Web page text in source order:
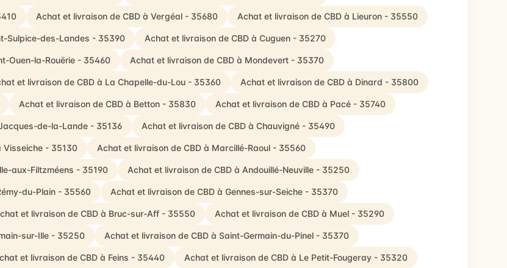
Achat et livraison de CBD à Vergéal - 35680 Achat et livraison de CBD à Lieuron - 35550
Sulpice-des-Landes - 35390 Achat et livraison de CBD à Cuguen - 35270
Ouen-la-Rouërie - 35460 Achat et livraison de CBD à Mondevert - 35370
et livraison de CBD à La Chapelle-du-Lou - 35360 Achat et livraison de CBD à Dinard - 35800
Achat et livraison de CBD à Betton - 35830 Achat et livraison de CBD à Pacé - 35740
de-la-Lande - 35136 Achat et livraison de CBD à Chauvigné - 35490
Visseiche - 35130 Achat et livraison de CBD à Marcillé-Raoul - 35560
aux-Filtzméens - 35190 Achat et livraison de CBD à Andouillé-Neuville - 35250
du-Plain - 35560 Achat et livraison de CBD à Gennes-sur-Seiche - 35370
et livraison de CBD à Bruc-sur-Aff - 35550 Achat et livraison de CBD à Muel - 35290
sur-Ille - 35250 Achat et livraison de CBD à Saint-Germain-du-Pinel - 35370
et livraison de CBD à Feins - 35440 Achat et livraison de CBD à Le Petit-Fougeray - 35320